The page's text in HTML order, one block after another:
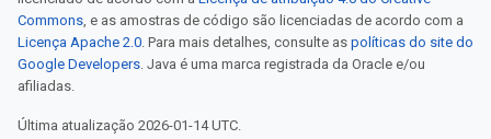
Commons, e as amostras de código são licenciadas de acordo com a
Licença Apache 2.0. Para mais detalhes, consulte as políticas do site do
Google Developers. Java é uma marca registrada da Oracle e/ou
afiliadas.
Última atualização 2026-01-14 UTC.